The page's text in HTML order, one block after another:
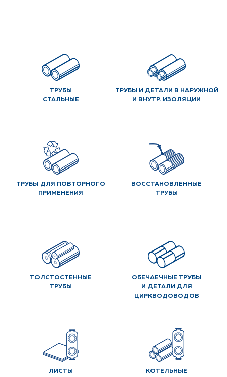
ТРУБЫ
СТАЛЬНЫЕ
ТРУБЫ И ДЕТАЛИ В НАРУЖНОЙ
И ВНУТР. ИЗОЛЯЦИИ
ТРУБЫ ДЛЯ ПОВТОРНОГО
ПРИМЕНЕНИЯ
ВОССТАНОВЛЕННЫЕ
ТРУБЫ
ТОЛСТОСТЕННЫЕ
ТРУБЫ
ОБЕЧАЕЧНЫЕ ТРУБЫ
И ДЕТАЛИ ДЛЯ
ЦИРКВОДОВОДОВ
ЛИСТЫ
КОТЕЛЬНЫЕ